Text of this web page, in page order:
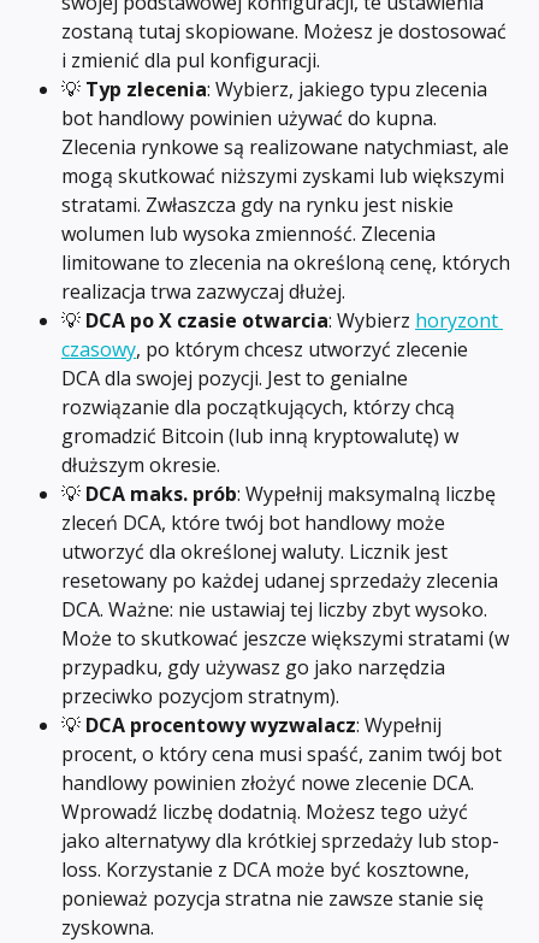
zostaną tutaj skopiowane. Możesz je dostosować
i zmienić dla pul konfiguracji.
💡 Typ zlecenia: Wybierz, jakiego typu zlecenia
bot handlowy powinien używać do kupna.
Zlecenia rynkowe są realizowane natychmiast, ale
mogą skutkować niższymi zyskami lub większymi
stratami. Zwłaszcza gdy na rynku jest niskie
wolumen lub wysoka zmienność. Zlecenia
limitowane to zlecenia na określoną cenę, których
realizacja trwa zazwyczaj dłużej.
💡 DCA po X czasie otwarcia: Wybierz horyzont
czasowy, po którym chcesz utworzyć zlecenie
DCA dla swojej pozycji. Jest to genialne
rozwiązanie dla początkujących, którzy chcą
gromadzić Bitcoin (lub inną kryptowalutę) w
dłuższym okresie.
💡 DCA maks. prób: Wypełnij maksymalną liczbę
zleceń DCA, które twój bot handlowy może
utworzyć dla określonej waluty. Licznik jest
resetowany po każdej udanej sprzedaży zlecenia
DCA. Ważne: nie ustawiaj tej liczby zbyt wysoko.
Może to skutkować jeszcze większymi stratami (w
przypadku, gdy używasz go jako narzędzia
przeciwko pozycjom stratnym).
💡 DCA procentowy wyzwalacz: Wypełnij
procent, o który cena musi spaść, zanim twój bot
handlowy powinien złożyć nowe zlecenie DCA.
Wprowadź liczbę dodatnią. Możesz tego użyć
jako alternatywy dla krótkiej sprzedaży lub stop-
loss. Korzystanie z DCA może być kosztowne,
ponieważ pozycja stratna nie zawsze stanie się
zyskowna.